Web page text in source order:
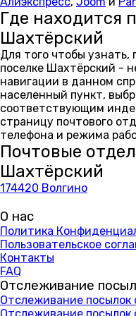
Где находится
Шахтёрский
Для того чтобы узнать,
поселке Шахтёрский -
навигации в данном
населенный пункт,
соответствующим
страницу почтового
телефона и режима
Почтовые
Шахтёрский
174420 Волгино
О нас
Политика
Пользовательское
Контакты
FAQ
Отслеживание
Отслеживание посылок